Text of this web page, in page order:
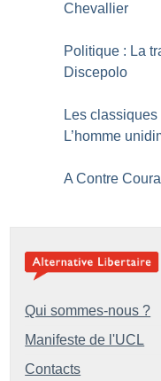
Chevallier
Politique : La
Discepolo
Les
L’homme
A Contre
Qui sommes-nous ?
Manifeste de l'UCL
Contacts